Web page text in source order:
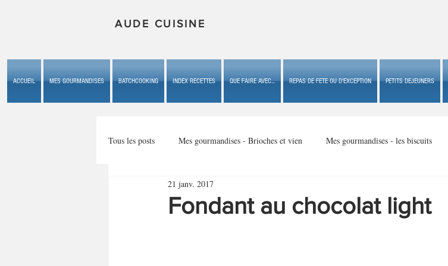
AUDE CUISINE
ACCUEIL MES GOURMANDISES BATCHCOOKING INDEX RECETTES QUE FAIRE AVEC... REPAS DE FETE OU D'EXCEPTION PETITS DEJEUNERS
Tous les posts Mes gourmandises - Brioches et vien Mes gourmandises - les biscuits
Mes gourmandises - les gâteaux du b
Fondant au chocolat light
21 janv. 2017